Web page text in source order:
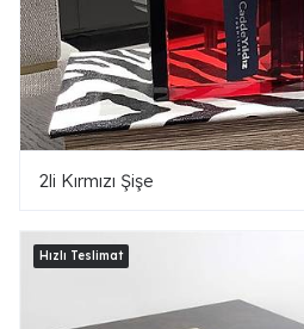
2li Kırmızı Şişe